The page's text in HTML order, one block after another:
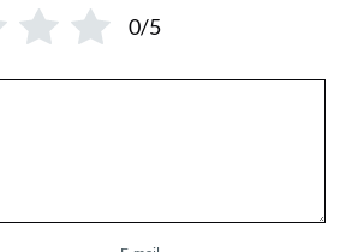
0/5